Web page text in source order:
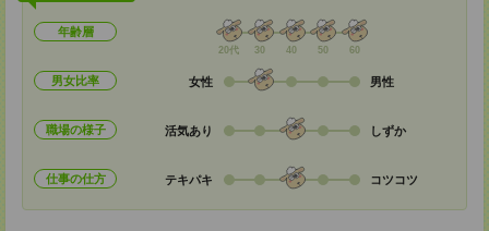
年齢層
20代 30 40 50 60
男女比率 女性 男性
職場の様子 活気あり しずか
仕事の仕方 テキパキ コツコツ